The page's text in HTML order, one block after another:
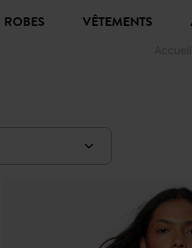
ROBES VÊTEMENTS